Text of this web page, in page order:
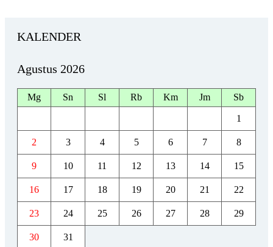
KALENDER
Agustus 2026
Mg Sn Sl Rb Km Jm Sb
1
2 3 4 5 6 7 8
9 10 11 12 13 14 15
16 17 18 19 20 21 22
23 24 25 26 27 28 29
30 31